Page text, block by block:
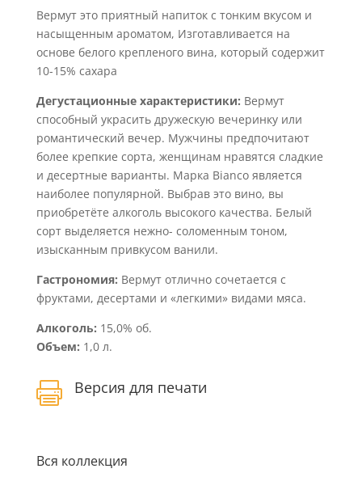
Вермут это приятный напиток с тонким вкусом и
насыщенным ароматом, Изготавливается на
основе белого крепленого вина, который содержит
10-15% сахара
Дегустационные характеристики: Вермут
способный украсить дружескую вечеринку или
романтический вечер. Мужчины предпочитают
более крепкие сорта, женщинам нравятся сладкие
и десертные варианты. Марка Bianco является
наиболее популярной. Выбрав это вино, вы
приобретёте алкоголь высокого качества. Белый
сорт выделяется нежно- соломенным тоном,
изысканным привкусом ванили.
Гастрономия: Вермут отлично сочетается с
фруктами, десертами и «легкими» видами мяса.
Алкоголь: 15,0% об.
Объем: 1,0 л.
 Версия для печати
Вся коллекция